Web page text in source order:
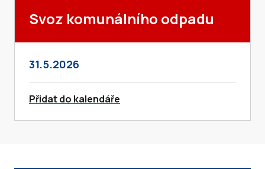
Svoz komunálního odpadu
31.5.2026
Přidat do kalendáře